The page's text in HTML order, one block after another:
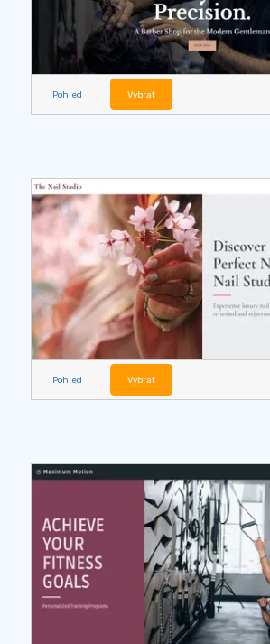
Pohled Vybrat
Pohled Vybrat